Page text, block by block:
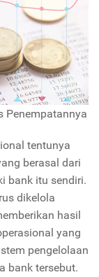
Penempatannya
tentunya
berasal dari
bank itu sendiri.
dikelola
hasil
yang
pengelolaan
bank tersebut.